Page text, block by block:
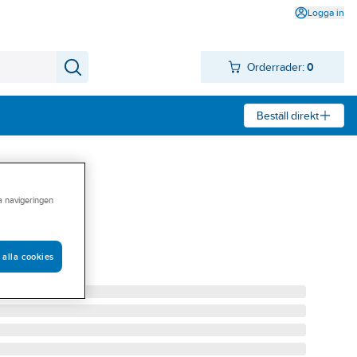
Logga in
Orderrader: 0
Beställ direkt
DFE
navigeringen
alla cookies